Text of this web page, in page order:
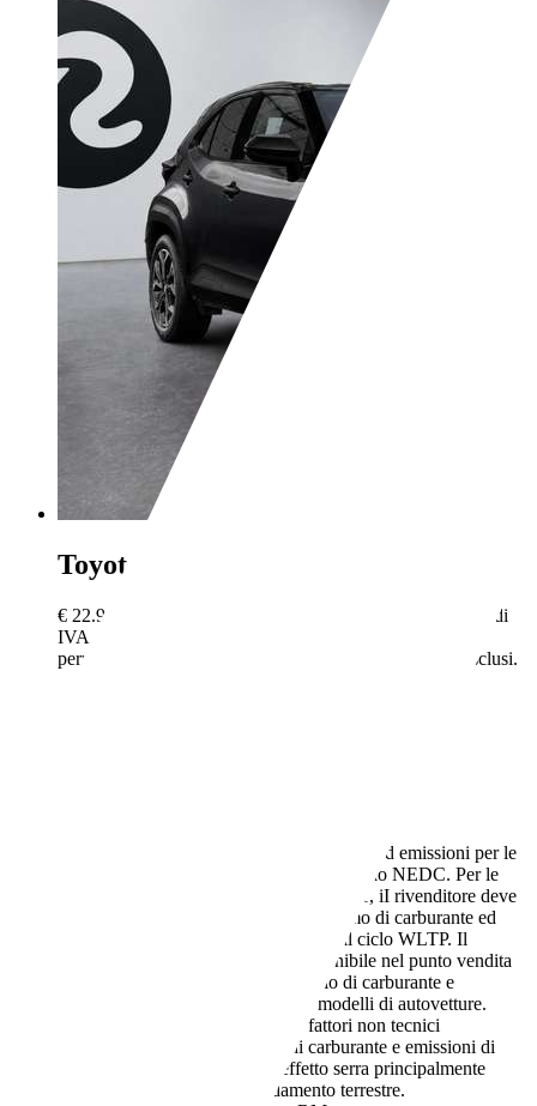
Toyota Yaris Cross
€ 22.980,-
Prezzo finale offerto al pubblico, comprensivo di
IVA, non vincolato all’acquisto di un finanziamento, a
permuta o rottamazione. Passaggio di proprietà e IPT esclusi.
I dati di consumi ed emissioni per le
auto usate si intendono riferiti al ciclo NEDC. Per le
auto nuove, a partire dal 16.2.2021, iI rivenditore deve
indicare i valori relativi al consumo di carburante ed
emissione di CO2 misurati con il ciclo WLTP. Il
rivenditore deve rendere disponibile nel punto vendita
una guida gratuita su risparmio di carburante e
emissioni di CO2 dei nuovi modelli di autovetture.
Anche stile di guida e altri fattori non tecnici
influiscono su consumo di carburante e emissioni di
CO2. Il CO2 è il gas a effetto serra principalmente
responsabile del riscaldamento terrestre.